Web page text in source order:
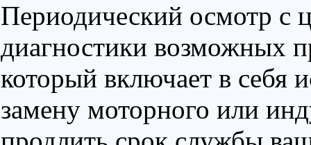
Периодический осмотр с
диагностики возможных
который включает в себя
замену моторного или